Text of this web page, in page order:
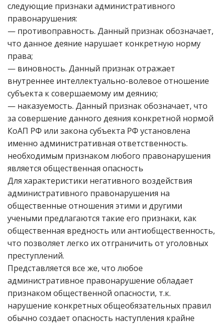
следующие признаки административного
правонарушения:
— противоправность. Данный признак обозначает,
что данное деяние нарушает конкретную норму
права;
— виновность. Данный признак отражает
внутреннее интеллектуально-волевое отношение
субъекта к совершаемому им деянию;
— наказуемость. Данный признак обозначает, что
за совершение данного деяния конкретной нормой
КоАП РФ или закона субъекта РФ установлена
именно административная ответственность.
необходимым признаком любого правонарушения
является общественная опасность
Для характеристики негативного воздействия
административного правонарушения на
общественные отношения этими и другими
учеными предлагаются такие его признаки, как
общественная вредность или антиобщественность,
что позволяет легко их отграничить от уголовных
преступлений.
Представляется все же, что любое
административное правонарушение обладает
признаком общественной опасности, т.к.
нарушение конкретных общеобязательных правил
обычно создает опасность наступления крайне